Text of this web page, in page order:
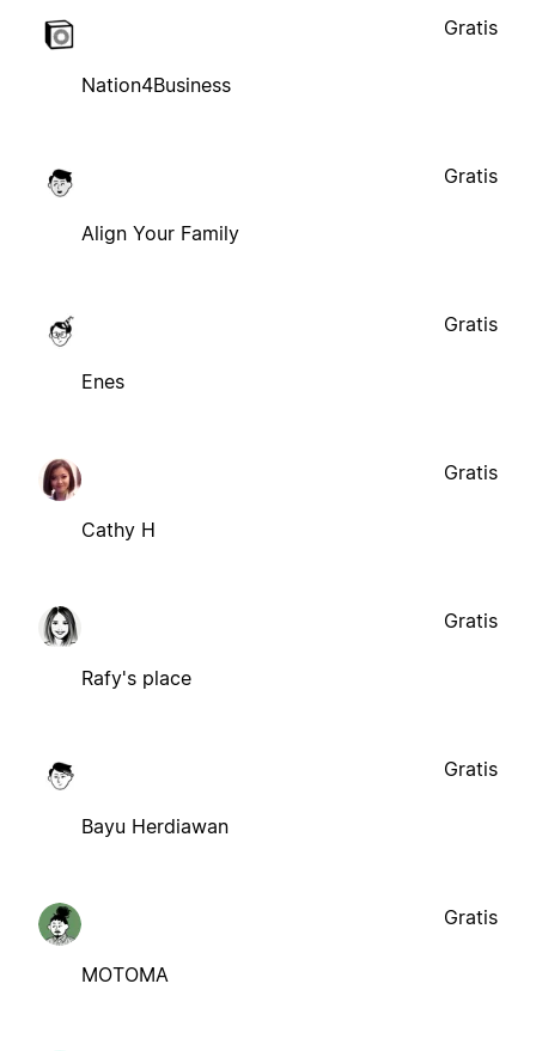
Nation4Business
Gratis
Align Your Family
Gratis
Enes
Gratis
Cathy H
Gratis
Rafy's place
Gratis
Bayu Herdiawan
Gratis
MOTOMA
Gratis